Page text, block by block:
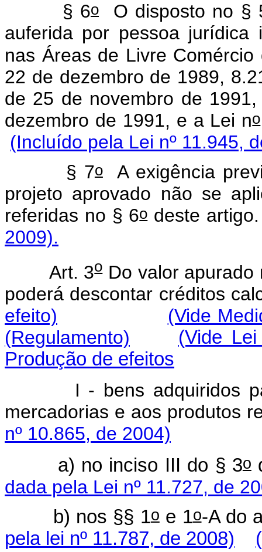
§ 6o
O disposto no §
auferida por pessoa jurídica
nas Áreas de Livre
22 de dezembro de 1989,
de 25 de novembro de
dezembro de 1991, e a Lei no
(Incluído pela Lei nº 11.945,
§ 7oA exigência
projeto aprovado não se
referidas no § 6odeste
2009).
Art. 3oDo valor apurado
poderá descontar créditos
efeito)
(Vide
(Regulamento)
(Vide
Produção de efeitos
I - bens adquiridos
mercadorias e aos
nº 10.865, de 2004)
a) no inciso III do § 3o
dada pela Lei nº 11.727, de
b) nos §§ 1oe 1o-A do
pela lei nº 11.787, de 2008)